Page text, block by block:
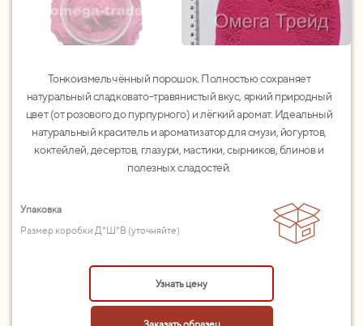
Тонкоизмельчённый порошок. Полностью сохраняет
натуральный сладковато-травянистый вкус, яркий природный
цвет (от розового до пурпурного) и лёгкий аромат. Идеальный
натуральный краситель и ароматизатор для смузи, йогуртов,
коктейлей, десертов, глазури, мастики, сырников, блинов и
полезных сладостей.
Упаковка
Размер коробки Д*Ш*В (уточняйте)
Узнать цену